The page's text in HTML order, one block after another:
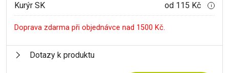
Kurýr SK od 115 Kč i
Doprava zdarma při objednávce nad 1500 Kč.
Dotazy k produktu